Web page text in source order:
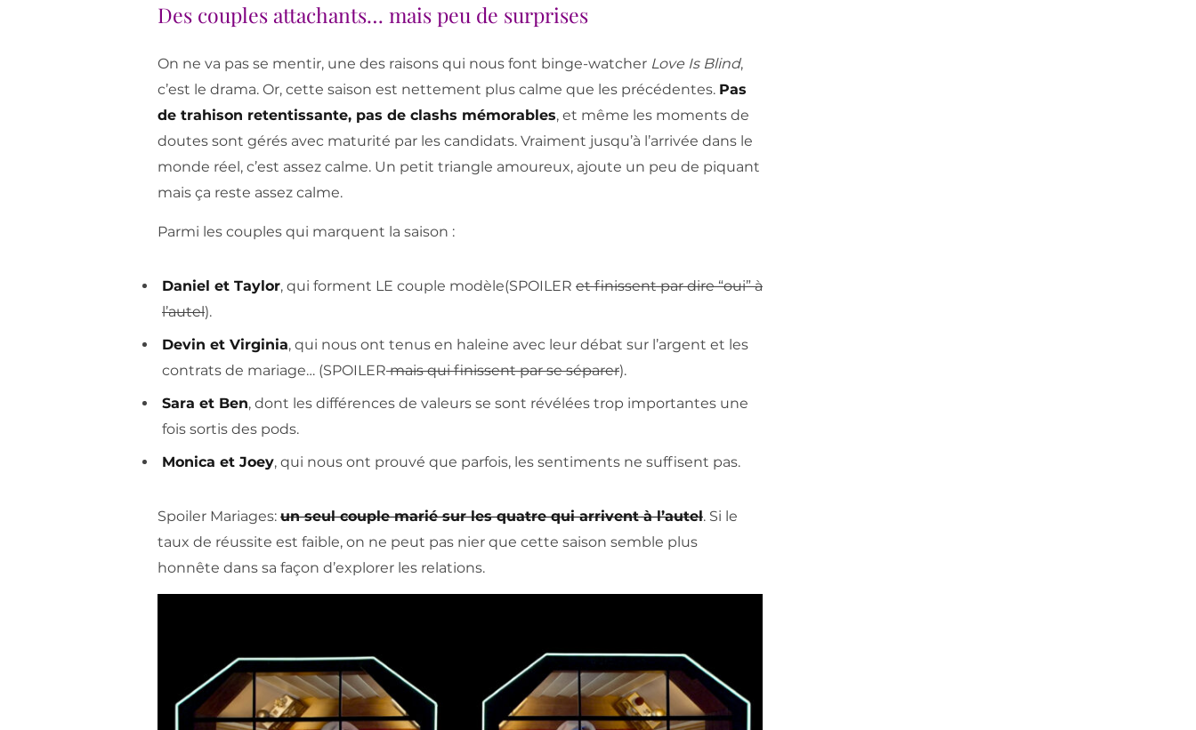
Des couples attachants… mais peu de surprises
On ne va pas se mentir, une des raisons qui nous font binge-watcher Love Is Blind,
c’est le drama. Or, cette saison est nettement plus calme que les précédentes. Pas
de trahison retentissante, pas de clashs mémorables, et même les moments de
doutes sont gérés avec maturité par les candidats. Vraiment jusqu’à l’arrivée dans le
monde réel, c’est assez calme. Un petit triangle amoureux, ajoute un peu de piquant
mais ça reste assez calme.
Parmi les couples qui marquent la saison :
Daniel et Taylor, qui forment LE couple modèle(SPOILER et finissent par dire “oui” à
l’autel).
Devin et Virginia, qui nous ont tenus en haleine avec leur débat sur l’argent et les
contrats de mariage… (SPOILERmais qui finissent par se séparer).
Sara et Ben, dont les différences de valeurs se sont révélées trop importantes une
fois sortis des pods.
Monica et Joey, qui nous ont prouvé que parfois, les sentiments ne suffisent pas.
Spoiler Mariages: un seul couple marié sur les quatre qui arrivent à l’autel. Si le
taux de réussite est faible, on ne peut pas nier que cette saison semble plus
honnête dans sa façon d’explorer les relations.